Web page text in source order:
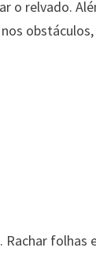
o relvado.
obstáculos,
folhas